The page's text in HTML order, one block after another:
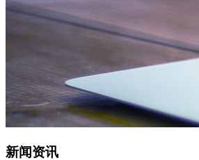
新闻资讯